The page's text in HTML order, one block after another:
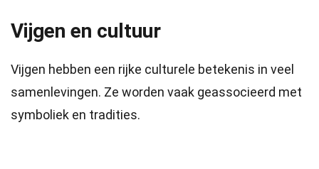
Vijgen en cultuur
Vijgen hebben een rijke culturele betekenis in veel
samenlevingen. Ze worden vaak geassocieerd met
symboliek en tradities.